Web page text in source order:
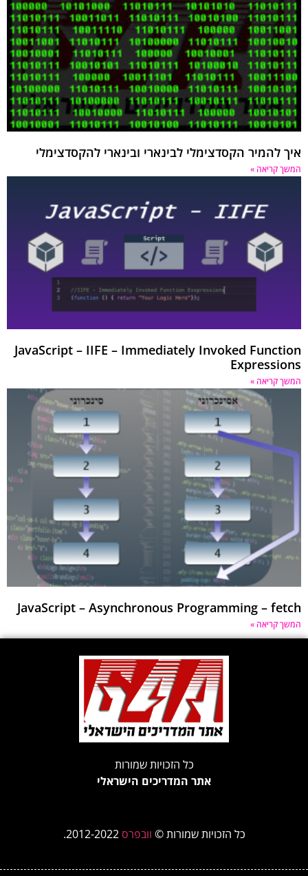
להמיר הקסדצימלי לבינארי ובינארי להקסדצימלי
קריאה »
JavaScript – IIFE – Immediately Invoked
קריאה »
JavaScript – Asynchronous Programming –
קריאה »
כל הזכויות שמורות
אתר המדריכים הישראלי
כל הזכויות שמורות ©וובפרס2012-2022.